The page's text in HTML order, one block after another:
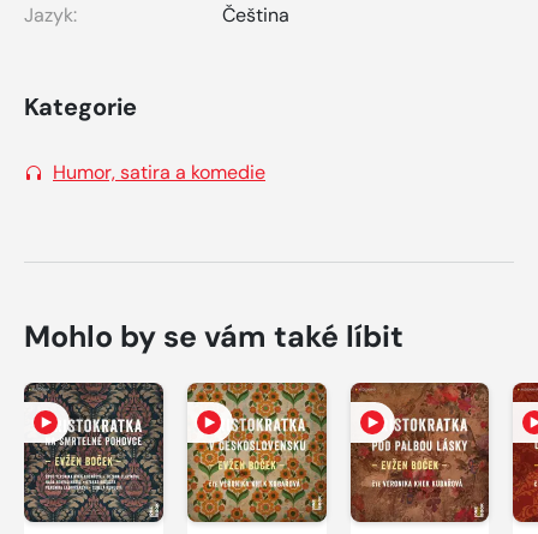
Jazyk:
Čeština
Kategorie
Humor, satira a komedie
Mohlo by se vám také líbit